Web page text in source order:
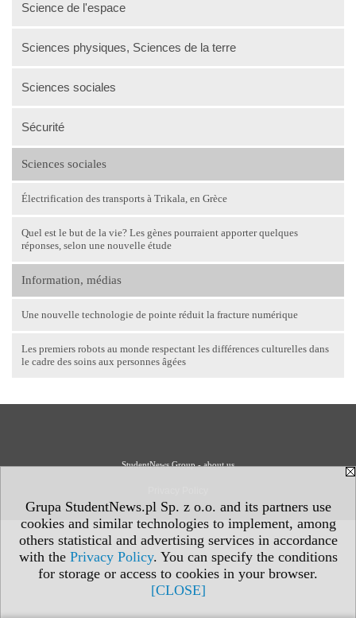
Grupa StudentNews.pl Sp. z o.o. and its partners use
cookies and similar technologies to implement, among
others statistical and advertising services in accordance
with the Privacy Policy. You can specify the conditions
for storage or access to cookies in your browser.
[CLOSE]
Science de l'espace
Sciences physiques, Sciences de la terre
Sciences sociales
Sécurité
Sciences sociales
Électrification des transports à Trikala, en Grèce
Quel est le but de la vie? Les gènes pourraient apporter quelques
réponses, selon une nouvelle étude
Information, médias
Une nouvelle technologie de pointe réduit la fracture numérique
Les premiers robots au monde respectant les différences culturelles dans
le cadre des soins aux personnes âgées
StudentNews Group - about us